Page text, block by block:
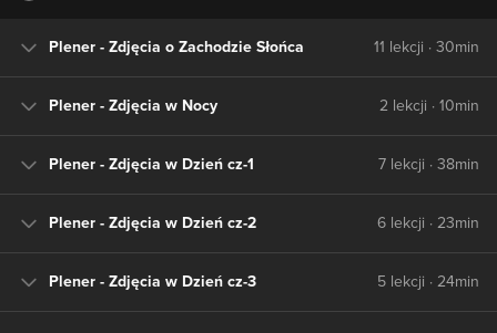
Plener - Zdjęcia o Zachodzie Słońca 11 lekcji · 30min
Plener - Zdjęcia w Nocy 2 lekcji · 10min
Plener - Zdjęcia w Dzień cz-1 7 lekcji · 38min
Plener - Zdjęcia w Dzień cz-2 6 lekcji · 23min
Plener - Zdjęcia w Dzień cz-3 5 lekcji · 24min